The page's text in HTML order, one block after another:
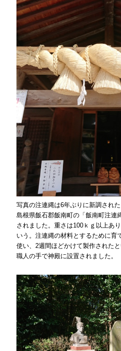
写真の注連縄は6年ぶりに新調され
島根県飯石郡飯南町の「飯南町注連
されました。重さは100ｋｇ以上あ
いう。注連縄の材料とするために育
使い、2週間ほどかけて製作された
職人の手で神殿に設置されました。